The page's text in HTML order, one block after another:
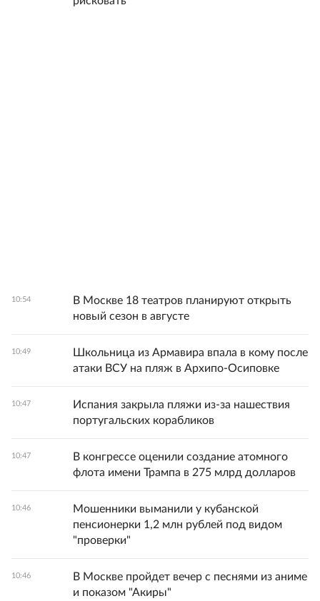
10:54
В Москве 18 театров планируют открыть
новый сезон в августе
10:49
Школьница из Армавира впала в кому после
атаки ВСУ на пляж в Архипо-Осиповке
10:47
Испания закрыла пляжи из-за нашествия
португальских корабликов
10:47
В конгрессе оценили создание атомного
флота имени Трампа в 275 млрд долларов
10:46
Мошенники выманили у кубанской
пенсионерки 1,2 млн рублей под видом
"проверки"
10:46
В Москве пройдет вечер с песнями из аниме
и показом "Акиры"